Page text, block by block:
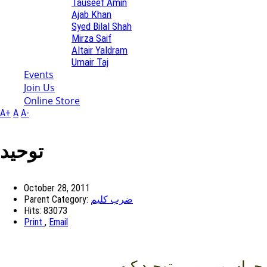
Ajab Khan
Syed Bilal Shah
Mirza Saif
Altair Yaldram
Umair Taj
Events
Join Us
Online Store
A+ A A-
توحيد
October 28, 2011
Parent Category: ضرب کلیم
Hits: 83073
Print , Email